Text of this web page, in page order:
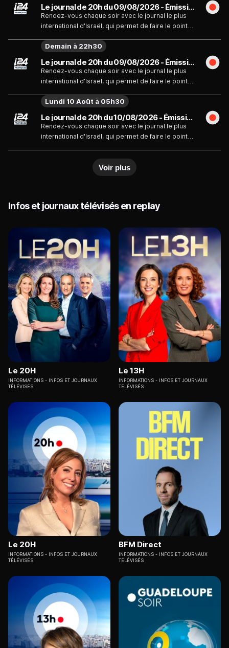
Le journal de 20h du 09/08/2026 - Émission du dimanche 9 août
Rendez-vous chaque soir avec le journal le plus
international d'Israël, qui permet de faire le point
Le journal de 20h du 09/08/2026 - Émission du dimanche 9 août
Rendez-vous chaque soir avec le journal le plus
international d'Israël, qui permet de faire le point
Demain à 22h30
Le journal de 20h du 10/08/2026 - Émission du lundi 10 août
Rendez-vous chaque soir avec le journal le plus
international d'Israël, qui permet de faire le point
Lundi 10 Août à 05h30
Voir plus
Infos et journaux télévisés en replay
Le 20H
INFORMATIONS
INFOS ET JOURNAUX
TÉLÉVISÉS
Le 13H
INFORMATIONS
INFOS ET JOURNAUX
TÉLÉVISÉS
Le 20H
INFORMATIONS
INFOS ET JOURNAUX
TÉLÉVISÉS
BFM Direct
INFORMATIONS
INFOS ET JOURNAUX
TÉLÉVISÉS